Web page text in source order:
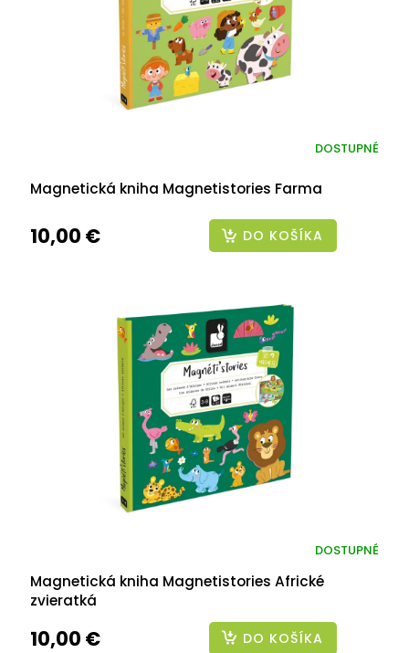
Magnetická kniha Magnetistories Farma
DOSTUPNÉ
10,00 € DO KOŠÍKA
Magnetická kniha Magnetistories Africké
zvieratká
DOSTUPNÉ
10,00 € DO KOŠÍKA